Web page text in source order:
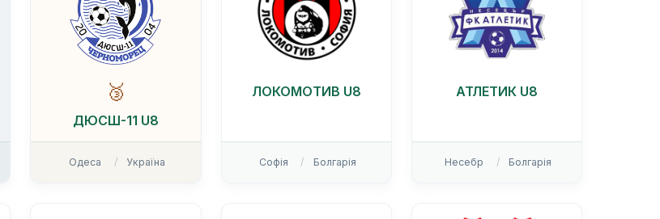
🥉
ДЮСШ-11 U8
Одеса Україна
ЛОКОМОТИВ U8
Софія Болгарія
АТЛЕТИК U8
Несебр Болгарія